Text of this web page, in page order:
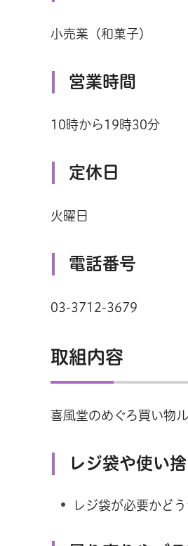
小売業（和菓子）
営業時間
10時から19時30分
定休日
火曜日
電話番号
03-3712-3679
取組内容
喜風堂のめぐろ買い物
レジ袋や使い
レジ袋が必要かど